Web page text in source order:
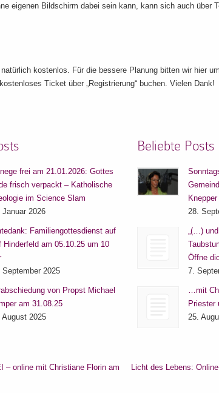
eigenen Bildschirm dabei sein kann, kann sich auch über
kostenlos. Für die bessere Planung bitten wir hier
Ticket über „Registrierung“ buchen. Vielen Dank!
frei am 21.01.2026: Gottes
frisch verpackt – Katholische
im Science Slam
Januar 2026
Familiengottesdienst auf
Hinderfeld am 05.10.25 um 10
September 2025
von Propst Michael
am 31.08.25
August 2025
Beliebte Posts
28.
„(…)
Öffne
7.
…mit
Priester
25.
– online mit Christiane Florin am
Licht des Lebens: